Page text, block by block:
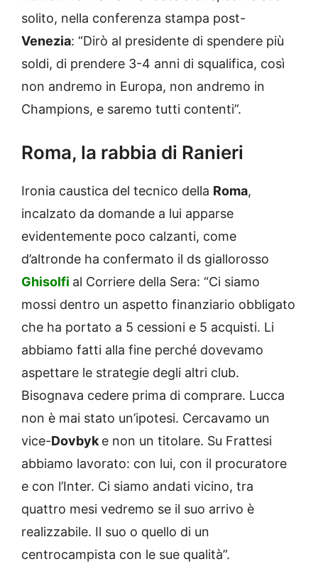
solito, nella conferenza stampa post-
Venezia: “Dirò al presidente di spendere più
soldi, di prendere 3-4 anni di squalifica, così
non andremo in Europa, non andremo in
Champions, e saremo tutti contenti”.
Roma, la rabbia di Ranieri
Ironia caustica del tecnico della Roma,
incalzato da domande a lui apparse
evidentemente poco calzanti, come
d’altronde ha confermato il ds giallorosso
Ghisolfi al Corriere della Sera: “Ci siamo
mossi dentro un aspetto finanziario obbligato
che ha portato a 5 cessioni e 5 acquisti. Li
abbiamo fatti alla fine perché dovevamo
aspettare le strategie degli altri club.
Bisognava cedere prima di comprare. Lucca
non è mai stato un’ipotesi. Cercavamo un
vice-Dovbyke non un titolare. Su Frattesi
abbiamo lavorato: con lui, con il procuratore
e con l’Inter. Ci siamo andati vicino, tra
quattro mesi vedremo se il suo arrivo è
realizzabile. Il suo o quello di un
centrocampista con le sue qualità”.